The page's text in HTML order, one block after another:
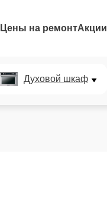
Цены на ремонтАкции
Духовой шкаф